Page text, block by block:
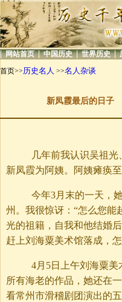
| 网站首页 | 中国历史 | 世界历史 |
首页>>历史名人 >>名人杂谈
新凤霞最后的日子
几年前我认识吴祖光
新凤霞为阿姨。阿姨瘫
今年3月末的一天，她
州。我很惊讶：“怎么您能
光的祖籍，自我和他结婚
赶上刘海粟美术馆落成，
4月5日上午刘海粟美
所有海老的作品，她还在
看常州市滑稽剧团演出的